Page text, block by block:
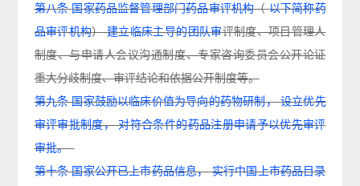
第八条 国家药品监督管理部门药品审评机构（ 以下简称药
品审评机构） 建立临床主导的团队审评制度、项目管理人
制度、与申请人会议沟通制度、专家咨询委员会公开论证
重大分歧制度、审评结论和依据公开制度等。
第九条 国家鼓励以临床价值为导向的药物研制， 设立优先
审评审批制度， 对符合条件的药品注册申请予以优先审评
审批。
第十条 国家公开已上市药品信息， 实行中国上市药品目录